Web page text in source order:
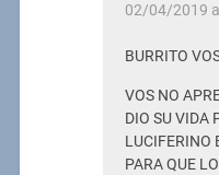
02/04/2019
BURRITO
VOS NO
DIO SU VIDA
LUCIFERINO
PARA QUE